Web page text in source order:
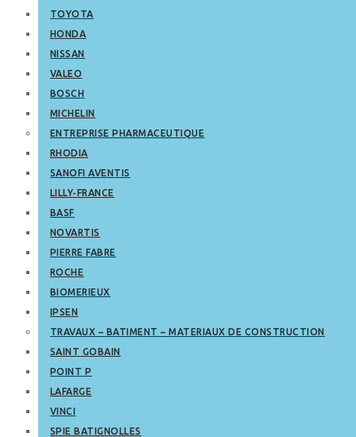
TOYOTA
HONDA
NISSAN
VALEO
BOSCH
MICHELIN
ENTREPRISE PHARMACEUTIQUE
RHODIA
SANOFI AVENTIS
LILLY-FRANCE
BASF
NOVARTIS
PIERRE FABRE
ROCHE
BIOMERIEUX
IPSEN
TRAVAUX – BATIMENT – MATERIAUX DE CONSTRUCTION
SAINT GOBAIN
POINT P
LAFARGE
VINCI
SPIE BATIGNOLLES